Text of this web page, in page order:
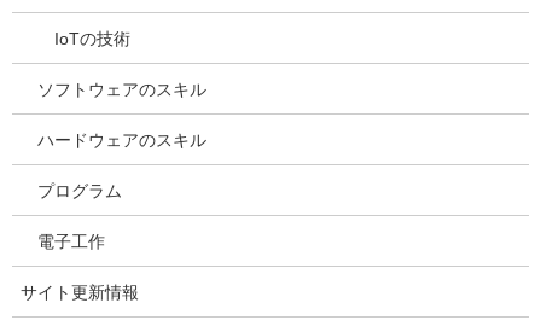
ッ
移
2024年1月4日 / 最終更新日時 :
20240104141933
IoTの技術
ソフトウェアのスキル
ハードウェアのスキル
プログラム
電子工作
サイト更新情報